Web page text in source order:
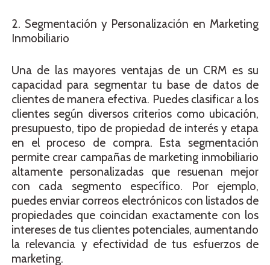
2. Segmentación y Personalización en Marketing
Inmobiliario
Una de las mayores ventajas de un CRM es su
capacidad para segmentar tu base de datos de
clientes de manera efectiva. Puedes clasificar a los
clientes según diversos criterios como ubicación,
presupuesto, tipo de propiedad de interés y etapa
en el proceso de compra. Esta segmentación
permite crear campañas de marketing inmobiliario
altamente personalizadas que resuenan mejor
con cada segmento específico. Por ejemplo,
puedes enviar correos electrónicos con listados de
propiedades que coincidan exactamente con los
intereses de tus clientes potenciales, aumentando
la relevancia y efectividad de tus esfuerzos de
marketing.